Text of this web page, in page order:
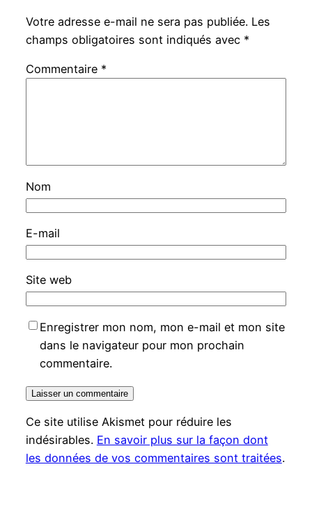
Votre adresse e-mail ne sera pas publiée. Les
champs obligatoires sont indiqués avec *
Commentaire *
Nom
E-mail
Site web
Enregistrer mon nom, mon e-mail et mon site
dans le navigateur pour mon prochain
commentaire.
Ce site utilise Akismet pour réduire les
indésirables. En savoir plus sur la façon dont
les données de vos commentaires sont traitées.